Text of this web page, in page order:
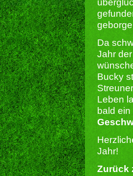
Da
Jahr
Bucky
Leben
bald
Jahr!
Zurück